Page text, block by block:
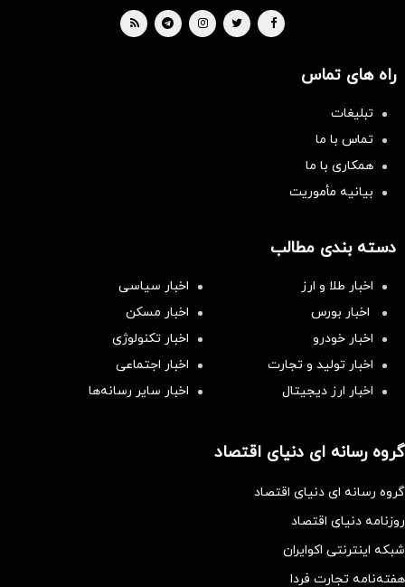
راه های تماس
تبلیغات
تماس با ما
همکاری با ما
بیانیه مأموریت
دسته بندی مطالب
اخبار طلا و ارز
اخبار سیاسی
اخبار بورس
اخبار مسکن
اخبار خودرو
اخبار تکنولوژی
اخبار تولید و تجارت
اخبار اجتماعی
اخبار ارز دیجیتال
اخبار سایر رسانه‌‌ها
گروه رسانه ای دنیای اقتصاد
گروه رسانه ای دنیای اقتصاد
روزنامه دنیای اقتصاد
شبکه اینترنتی اکوایران
هفته‌نامه تجارت فردا